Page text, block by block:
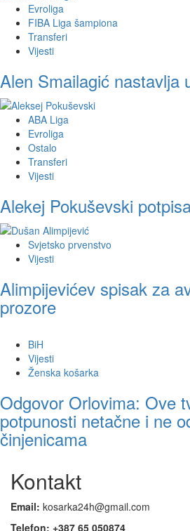
Evroliga
FIBA Liga šampiona
Transferi
Vijesti
Alen Smailagić nastavlja
ABA Liga
Evroliga
Ostalo
Transferi
Vijesti
Alekej Pokuševski
Svjetsko prvenstvo
Vijesti
Alimpijevićev spisak za
prozore
BiH
Vijesti
Ženska košarka
Odgovor Orlovima: ​Ove
potpunosti netačne i ne
činjenicama
Kontakt
Email: kosarka24h@gmail.com
Telefon: +387 65 050874